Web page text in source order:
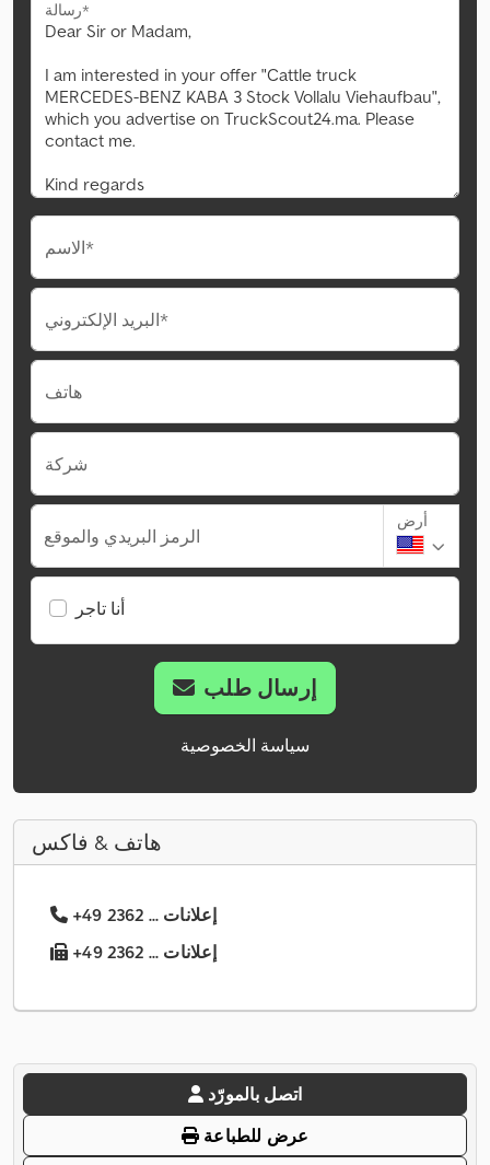
رسالة*
الاسم*
البريد الإلكتروني*
هاتف
شركة
الرمز البريدي والموقع
أرض
أنا تاجر
إرسال طلب
سياسة الخصوصية
هاتف & فاكس
+49 2362 ... إعلانات
+49 2362 ... إعلانات
اتصل بالمورّد
عرض للطباعة